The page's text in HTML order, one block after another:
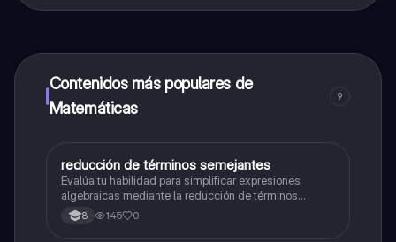
a determinadas funciones.
Contenidos más populares de
Matemáticas
9
Matemáticas
reducción de términos semejantes
Evalúa tu habilidad para simplificar expresiones
algebraicas mediante la reducción de términos
semejantes.
8 145 0